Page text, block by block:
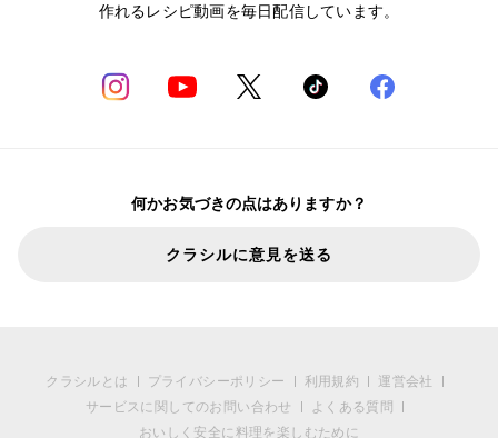
作れるレシピ動画を毎日配信しています。
何かお気づきの点はありますか？
クラシルに意見を送る
クラシルとは プライバシーポリシー 利用規約
運営会社
サービスに関してのお問い合わせ
よくある質問
おいしく安全に料理を楽しむために